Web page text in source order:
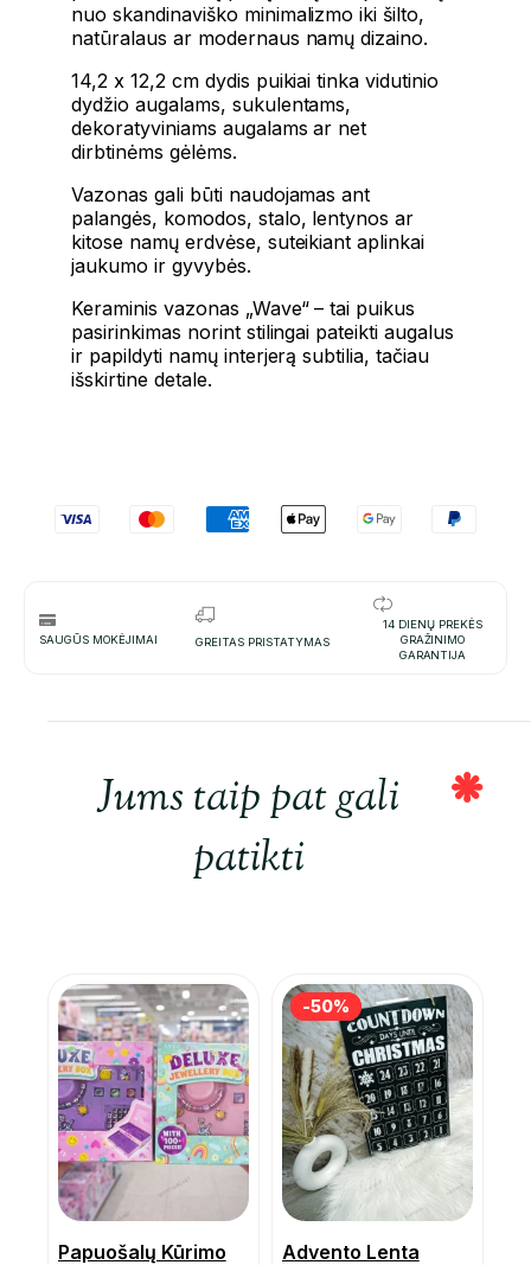
nuo skandinaviško minimalizmo iki šilto,
natūralaus ar modernaus namų dizaino.
14,2 x 12,2 cm dydis puikiai tinka vidutinio
dydžio augalams, sukulentams,
dekoratyviniams augalams ar net
dirbtinėms gėlėms.
Vazonas gali būti naudojamas ant
palangės, komodos, stalo, lentynos ar
kitose namų erdvėse, suteikiant aplinkai
jaukumo ir gyvybės.
Keraminis vazonas „Wave“ – tai puikus
pasirinkimas norint stilingai pateikti augalus
ir papildyti namų interjerą subtilia, tačiau
išskirtine detale.
SAUGŪS MOKĖJIMAI GREITAS PRISTATYMAS
14 DIENŲ PREKĖS
GRAŽINIMO
GARANTIJA
Jums taip pat gali
patikti
Papuošalų Kūrimo Advento Lenta
-50%
-50%